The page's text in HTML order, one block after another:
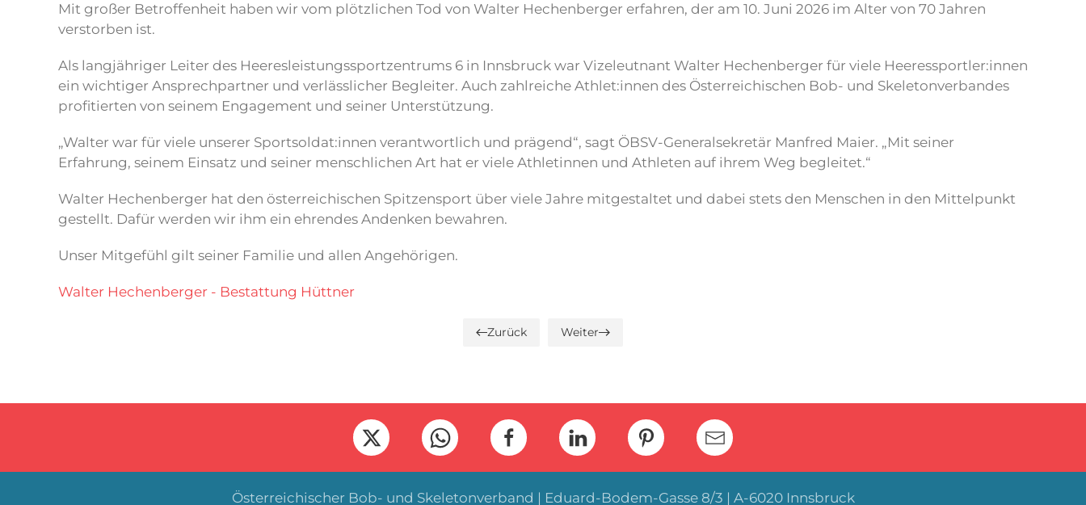
Mit großer Betroffenheit haben wir vom plötzlichen Tod von Walter Hechenberger erfahren, der am 10. Juni 2026 im Alter von 70 Jahren
verstorben ist.
Als langjähriger Leiter des Heeresleistungssportzentrums 6 in Innsbruck war Vizeleutnant Walter Hechenberger für viele Heeressportler:innen
ein wichtiger Ansprechpartner und verlässlicher Begleiter. Auch zahlreiche Athlet:innen des Österreichischen Bob- und Skeletonverbandes
profitierten von seinem Engagement und seiner Unterstützung.
„Walter war für viele unserer Sportsoldat:innen verantwortlich und prägend“, sagt ÖBSV-Generalsekretär Manfred Maier. „Mit seiner
Erfahrung, seinem Einsatz und seiner menschlichen Art hat er viele Athletinnen und Athleten auf ihrem Weg begleitet.“
Walter Hechenberger hat den österreichischen Spitzensport über viele Jahre mitgestaltet und dabei stets den Menschen in den Mittelpunkt
gestellt. Dafür werden wir ihm ein ehrendes Andenken bewahren.
Unser Mitgefühl gilt seiner Familie und allen Angehörigen.
Walter Hechenberger - Bestattung Hüttner
Zurück Weiter
Österreichischer Bob- und Skeletonverband | Eduard-Bodem-Gasse 8/3 | A-6020 Innsbruck